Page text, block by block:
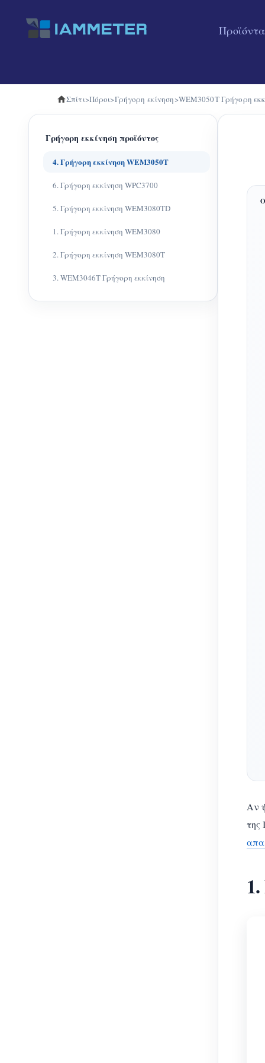
Προϊόντα
Σπίτι>Πόροι>Γρήγορη εκίνηση>WEM3050T Γρήγορη
Γρήγορη εκκίνηση προϊόντος
4. Γρήγορη εκκίνηση WEM3050T
6. Γρήγορη εκκίνηση WPC3700
5. Γρήγορη εκκίνηση WEM3080TD
1. Γρήγορη εκκίνηση WEM3080
2. Γρήγορη εκκίνηση WEM3080T
3. WEM3046T Γρήγορη εκκίνηση
Αν
της